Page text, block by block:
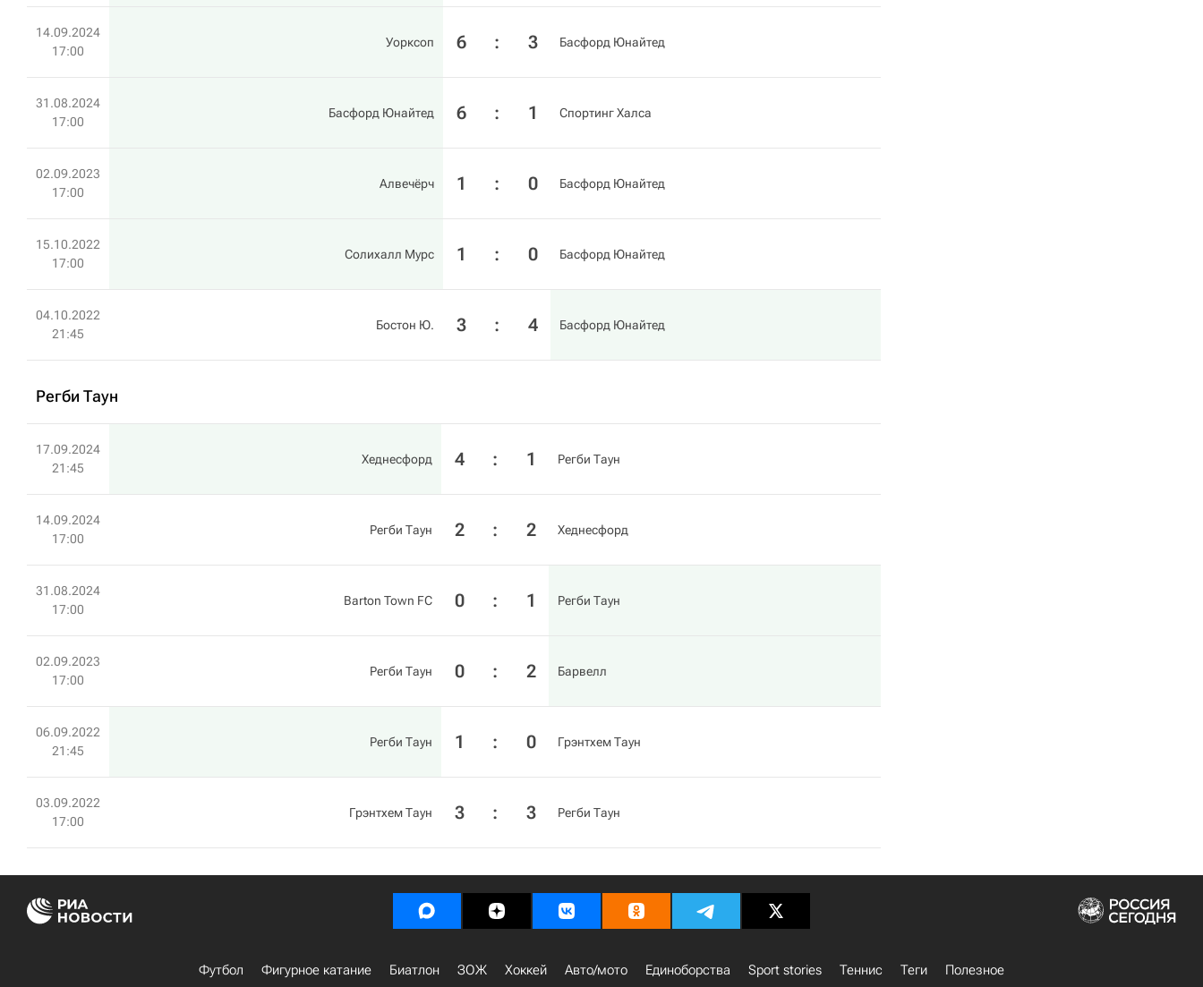
14.09.2024
17:00
Уорксоп 6 : 3 Басфорд Юнайтед
31.08.2024
17:00
Басфорд Юнайтед 6 : 1 Спортинг Халса
02.09.2023
17:00
Алвечёрч 1 : 0 Басфорд Юнайтед
15.10.2022
17:00
Солихалл Мурс 1 : 0 Басфорд Юнайтед
04.10.2022
21:45
Бостон Ю. 3 : 4 Басфорд Юнайтед
Регби Таун
17.09.2024
21:45
Хеднесфорд 4 : 1 Регби Таун
14.09.2024
17:00
Регби Таун 2 : 2 Хеднесфорд
31.08.2024
17:00
Barton Town FC 0 : 1 Регби Таун
02.09.2023
17:00
Регби Таун 0 : 2 Барвелл
06.09.2022
21:45
Регби Таун 1 : 0 Грэнтхем Таун
03.09.2022
17:00
Грэнтхем Таун 3 : 3 Регби Таун
Футбол Фигурное катание Биатлон ЗОЖ Хоккей Авто/мото Единоборства Sport stories Теннис Теги Полезное